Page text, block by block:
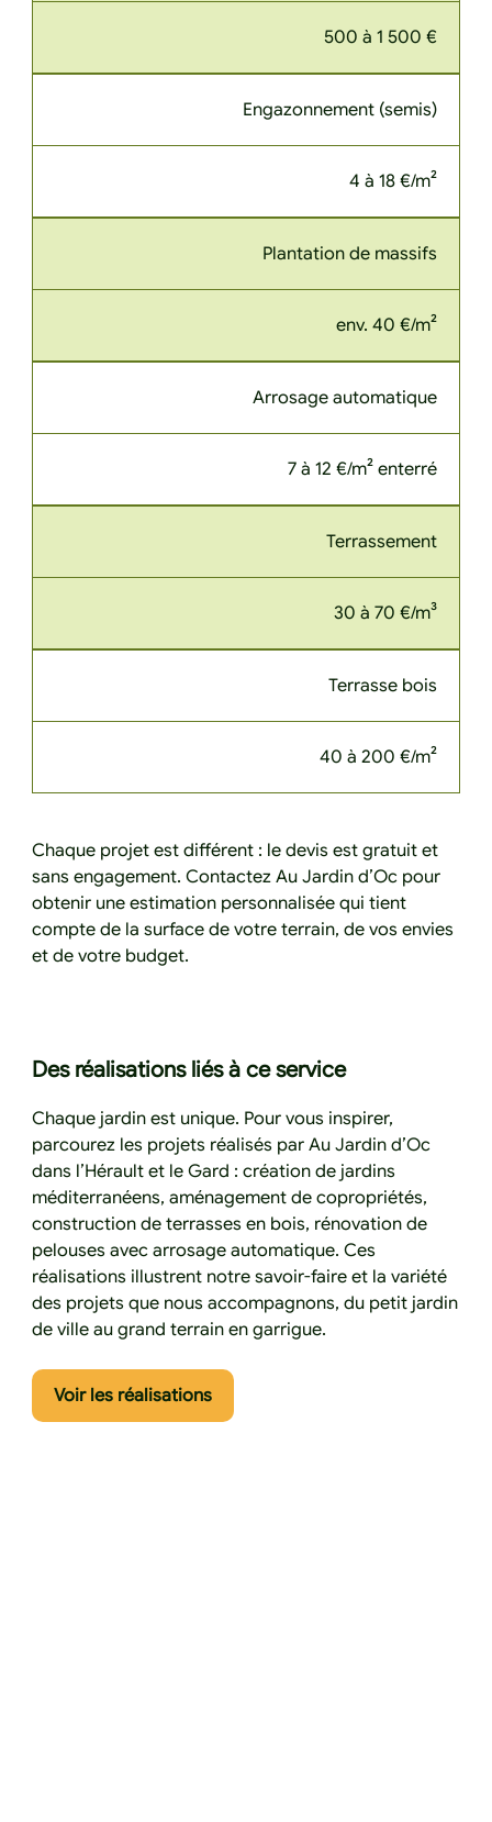
500 à 1 500 €
Engazonnement (semis)
4 à 18 €/m²
Plantation de massifs
env. 40 €/m²
Arrosage automatique
7 à 12 €/m² enterré
Terrassement
30 à 70 €/m³
Terrasse bois
40 à 200 €/m²
Chaque projet est différent : le devis est gratuit et
sans engagement. Contactez Au Jardin d’Oc pour
obtenir une estimation personnalisée qui tient
compte de la surface de votre terrain, de vos envies
et de votre budget.
Des réalisations liés à ce service
Chaque jardin est unique. Pour vous inspirer,
parcourez les projets réalisés par Au Jardin d’Oc
dans l’Hérault et le Gard : création de jardins
méditerranéens, aménagement de copropriétés,
construction de terrasses en bois, rénovation de
pelouses avec arrosage automatique. Ces
réalisations illustrent notre savoir-faire et la variété
des projets que nous accompagnons, du petit jardin
de ville au grand terrain en garrigue.
Voir les réalisationsCliquez ici pour voir les